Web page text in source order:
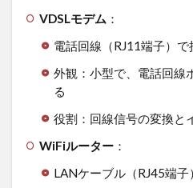
遅い
対処
3.1
ケー
で有
続
VDSLモデム ：
電話回線（RJ11端子）で
外観：小型で、電話回線
る
役割：回線信号の変換と
WiFiルーター：
LANケーブル（RJ45端